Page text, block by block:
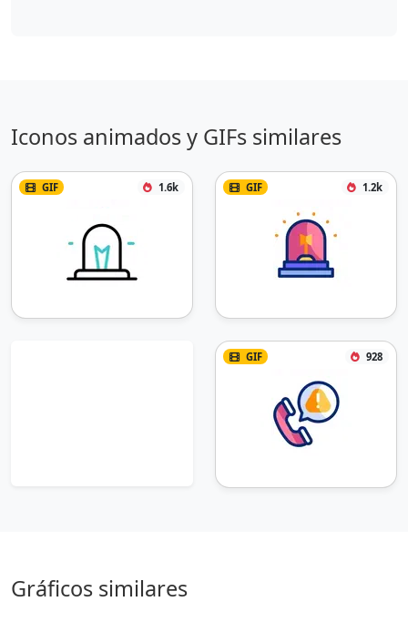
Iconos animados y GIFs similares
GIF 1.6k GIF 1.2k
GIF 928
Gráficos similares